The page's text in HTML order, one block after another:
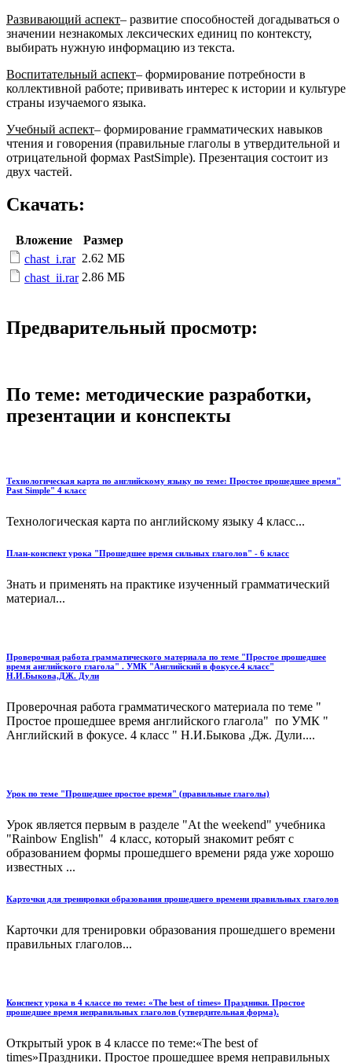
Развивающий аспект– развитие способностей догадываться о
значении незнакомых лексических единиц по контексту,
выбирать нужную информацию из текста.
Воспитательный аспект– формирование потребности в
коллективной работе; прививать интерес к истории и культуре
страны изучаемого языка.
Учебный аспект– формирование грамматических навыков
чтения и говорения (правильные глаголы в утвердительной и
отрицательной формах PastSimple). Презентация состоит из
двух частей.
Скачать:
Вложение
Размер
chast_i.rar 2.62 МБ
chast_ii.rar 2.86 МБ
Предварительный просмотр:
По теме: методические разработки,
презентации и конспекты
Технологическая карта по английскому языку по теме: Простое прошедшее время"
Past Simple" 4 класс
Технологическая карта по английскому языку 4 класс...
План-конспект урока "Прошедшее время сильных глаголов" - 6 класс
Знать и применять на практике изученный грамматический
материал...
Проверочная работа грамматического материала по теме "Простое прошедшее
время английского глагола" . УМК "Английский в фокусе.4 класс"
Н.И.Быкова,ДЖ. Дули
Проверочная работа грамматического материала по теме "
Простое прошедшее время английского глагола" по УМК "
Английский в фокусе. 4 класс " Н.И.Быкова ,Дж. Дули....
Урок по теме "Прошедшее простое время" (правильные глаголы)
Урок является первым в разделе "At the weekend" учебника
"Rainbow English" 4 класс, который знакомит ребят с
образованием формы прошедшего времени ряда уже хорошо
известных ...
Карточки для тренировки образования прошедшего времени правильных глаголов
Карточки для тренировки образования прошедшего времени
правильных глаголов...
Конспект урока в 4 классе по теме: «The best of times» Праздники. Простое
прошедшее время неправильных глаголов (утвердительная форма).
Открытый урок в 4 классе по теме:«The best of
times»Праздники. Простое прошедшее время неправильных